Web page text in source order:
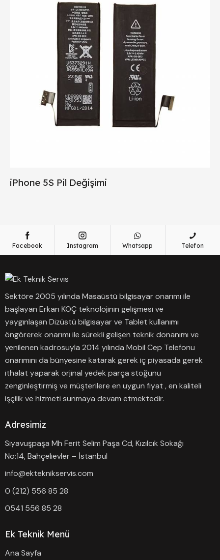
iPhone 5S Pil Değişimi
Facebook Instagram Whatsapp Telefon
Sektöre 2005 yılında Masaüstü bilgisayar onarımı ile
başlayan Erkan KOÇ teknolojinin gelişmesi ve
yaygınlaşan Dizüstü bilgisayar ve Tablet kullanımı
öngörerek onarımı ile sürekli gelişen teknik donanımı ve
yenilenen kadrosuyla 2014 yılında Mobil Cep Telefonu
onarımını da bünyesine katarak gerek iç piyasada gerek
ithalat yaparak orjinal yedek parça stoğunu
zenginleştirmiş ve müşterilere en uygun fiyat , en kaliteli
işçilik ve hizmeti sunmaya devam etmektedir.
Adresimiz
Siyavuşpaşa Mh Ferit Selim Paşa Cd, Kızılcık Sokağı
No:14, Bahçelievler – İstanbul
info@ekteknikservis.com
0 (212) 556 85 28
0541 556 85 28
Ek Teknik Menü
Ana Sayfa